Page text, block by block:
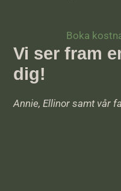
Boka
Vi ser fram
dig!
Annie, Ellinor samt vår